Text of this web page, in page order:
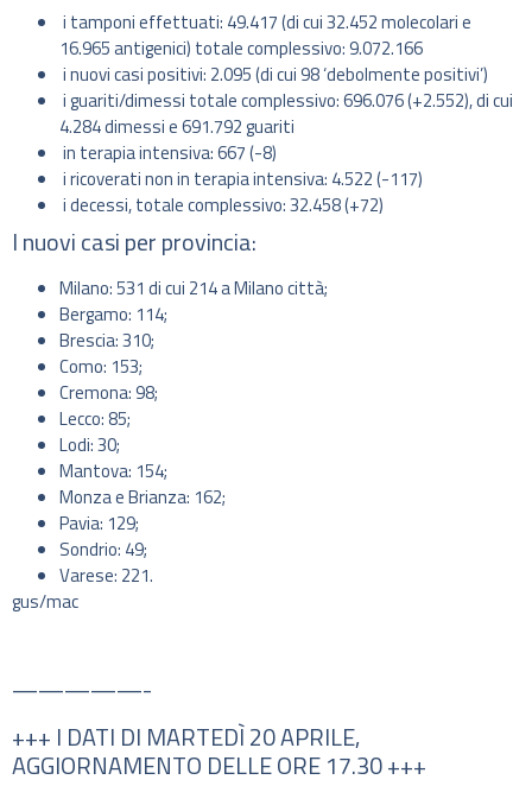
i tamponi effettuati: 49.417 (di cui 32.452 molecolari e
16.965 antigenici) totale complessivo: 9.072.166
i nuovi casi positivi: 2.095 (di cui 98 ‘debolmente positivi’)
i guariti/dimessi totale complessivo: 696.076 (+2.552), di cui
4.284 dimessi e 691.792 guariti
in terapia intensiva: 667 (-8)
i ricoverati non in terapia intensiva: 4.522 (-117)
i decessi, totale complessivo: 32.458 (+72)
I nuovi casi per provincia:
Milano: 531 di cui 214 a Milano città;
Bergamo: 114;
Brescia: 310;
Como: 153;
Cremona: 98;
Lecco: 85;
Lodi: 30;
Mantova: 154;
Monza e Brianza: 162;
Pavia: 129;
Sondrio: 49;
Varese: 221.
gus/mac
—————-
+++ I DATI DI MARTEDÌ 20 APRILE,
AGGIORNAMENTO DELLE ORE 17.30 +++